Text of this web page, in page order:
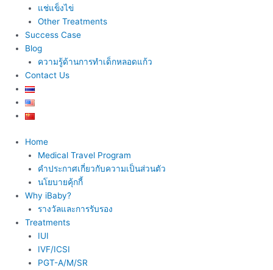
แช่แข็งไข่
Other Treatments
Success Case
Blog
ความรู้ด้านการทำเด็กหลอดแก้ว
Contact Us
Home
Medical Travel Program
คำประกาศเกี่ยวกับความเป็นส่วนตัว
นโยบายคุ้กกี้
Why iBaby?
รางวัลและการรับรอง
Treatments
IUI
IVF/ICSI
PGT-A/M/SR